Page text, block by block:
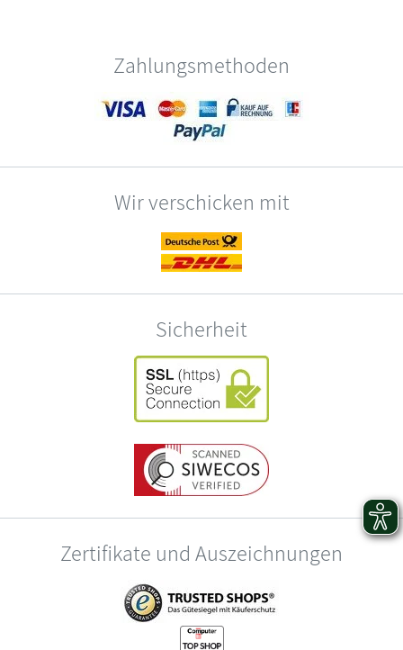
Zahlungsmethoden
Wir verschicken mit
Sicherheit
Zertifikate und Auszeichnungen